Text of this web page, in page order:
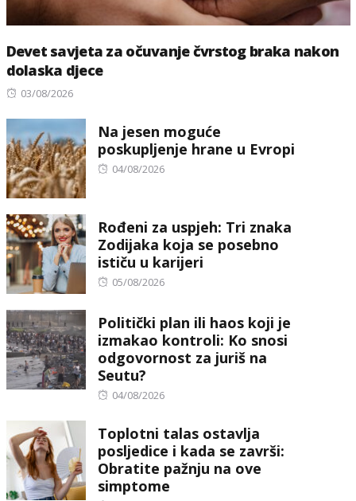
Devet savjeta za očuvanje čvrstog braka nakon
dolaska djece
Posted
03/08/2026
Na jesen moguće
poskupljenje hrane u Evropi
Posted
04/08/2026
Rođeni za uspjeh: Tri znaka
Zodijaka koja se posebno
ističu u karijeri
Posted
05/08/2026
Politički plan ili haos koji je
izmakao kontroli: Ko snosi
odgovornost za juriš na
Seutu?
Posted
04/08/2026
Toplotni talas ostavlja
posljedice i kada se završi:
Obratite pažnju na ove
simptome